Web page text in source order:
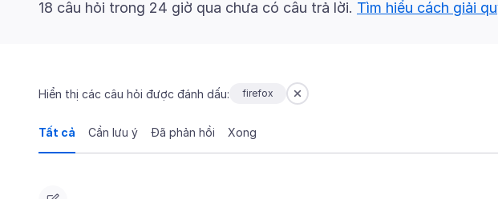
18 câu hỏi trong 24 giờ qua chưa có câu trả lời. Tìm hiểu cách giải
Hiển thị các câu hỏi được đánh dấu: firefox
Tất cả Cần lưu ý Đã phản hồi Xong